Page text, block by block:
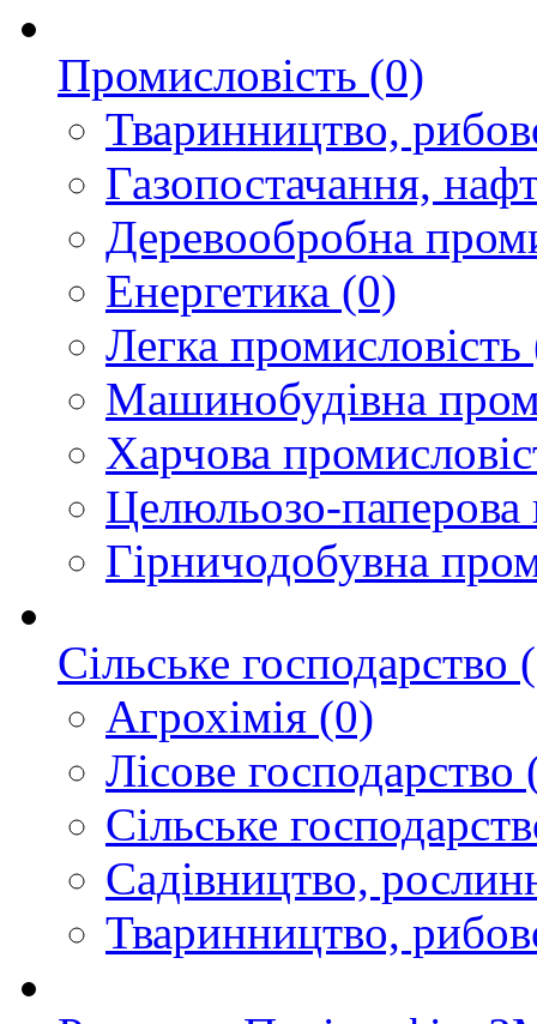
Промисловість (0)
Тваринництво,
Газопостачання,
Деревообробна
Енергетика (0)
Легка промисловість
Машинобудівна
Харчова
Целюльозо-паперова
Гірничодобувна
Сільське господарство
Агрохімія (0)
Лісове господарство
Сільське
Садівництво,
Тваринництво,